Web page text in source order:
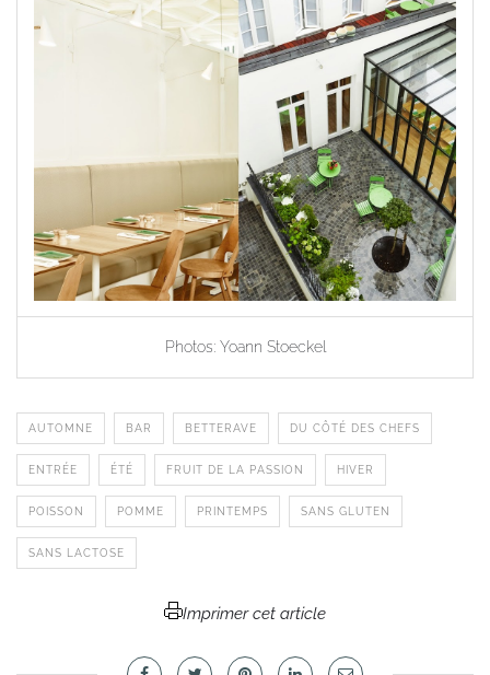
Photos: Yoann Stoeckel
AUTOMNE BAR BETTERAVE DU CÔTÉ DES CHEFS
ENTRÉE ÉTÉ FRUIT DE LA PASSION HIVER
POISSON POMME PRINTEMPS SANS GLUTEN
SANS LACTOSE
Imprimer cet article